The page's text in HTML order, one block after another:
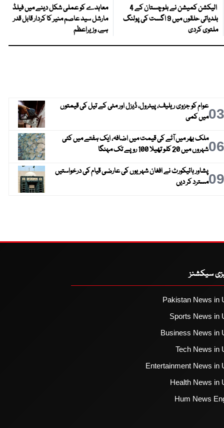
الیکشن کمیشن نے بلوچستان کے 4
بلدیاتی حلقوں میں 9 اگست کی پولنگ
ملتوی کردی
معاہدے کو عملی شکل دینے میں فیلڈ
مارشل سید عاصم منیر کا کردار قابل قدر
ہے، وزیراعظم
03عوام کو جزوی ریلیف، پیٹرول، ڈیزل اور مٹی کے تیل کی قیمتوں
میں کمی
06ملک بھر میں آٹے کی قیمت میں اضافہ، ایک ہفتے میں کئی
شہروں میں 20 کلو تھیلا 100 روپے تک مہنگا
09پشاور ہائیکورٹ نے افغان شہریوں کی عارضی قیام کی درخواستیں
مسترد کر دیں
سیکشنز
Pakistan News in
Sports News in
Business News in
Tech News in
Entertainment News in
Health News in
Hum News